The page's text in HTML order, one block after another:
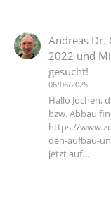
Andreas Dr.
2022 und
gesucht!
06/06/2025
Hallo Jochen,
bzw. Abbau
https://
den-aufbau-
jetzt auf…